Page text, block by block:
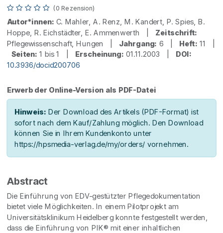
(0 Rezension)
Autor*innen: C. Mahler, A. Renz, M. Kandert, P. Spies, B.
Hoppe, R. Eichstädter, E. Ammenwerth | Zeitschrift:
Pflegewissenschaft, Hungen | Jahrgang: 6 | Heft: 11 |
Seiten: 1 bis 1 | Erscheinung: 01.11.2003 | DOI:
10.3936/docid200706
Erwerb der Online-Version als PDF-Datei
Hinweis: Der Download des Artikels (PDF-Format) ist
sofort nach dem Kauf/Zahlung möglich. Den Download
können Sie in Ihrem Kundenkonto unter
https://hpsmedia-verlag.de/my/orders/ vornehmen.
Abstract
Die Einführung von EDV-gestützter Pflegedokumentation
bietet viele Möglichkeiten. In einem Pilotprojekt am
Universitätsklinikum Heidelberg konnte festgestellt werden,
dass die Einführung von PIK® mit einer inhaltlichen